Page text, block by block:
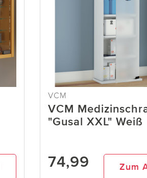
VCM
VCM
"Gusal XXL" Weiß
74,99 Zum